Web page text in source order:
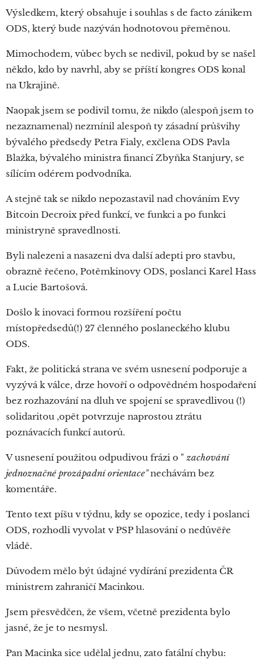
Výsledkem, který obsahuje i souhlas s de facto zánikem
ODS, který bude nazýván hodnotovou přeměnou.
Mimochodem, vůbec bych se nedivil, pokud by se našel
někdo, kdo by navrhl, aby se příští kongres ODS konal
na Ukrajině.
Naopak jsem se podivil tomu, že nikdo (alespoň jsem to
nezaznamenal) nezmínil alespoň ty zásadní průšvihy
bývalého předsedy Petra Fialy, exčlena ODS Pavla
Blažka, bývalého ministra financí Zbyňka Stanjury, se
sílícím odérem podvodníka.
A stejně tak se nikdo nepozastavil nad chováním Evy
Bitcoin Decroix před funkcí, ve funkci a po funkci
ministryně spravedlnosti.
Byli nalezeni a nasazeni dva další adepti pro stavbu,
obrazně řečeno, Potěmkinovy ODS, poslanci Karel Hass
a Lucie Bartošová.
Došlo k inovaci formou rozšíření počtu
místopředsedů(!) 27 členného poslaneckého klubu
ODS.
Fakt, že politická strana ve svém usnesení podporuje a
vyzývá k válce, drze hovoří o odpovědném hospodaření
bez rozhazování na dluh ve spojení se spravedlivou (!)
solidaritou ,opět potvrzuje naprostou ztrátu
poznávacích funkcí autorů.
V usnesení použitou odpudivou frázi o " zachování
jednoznačné prozápadní orientace"nechávám bez
komentáře.
Tento text píšu v týdnu, kdy se opozice, tedy i poslanci
ODS, rozhodli vyvolat v PSP hlasování o nedůvěře
vládě.
Důvodem mělo být údajné vydírání prezidenta ČR
ministrem zahraničí Macinkou.
Jsem přesvědčen, že všem, včetně prezidenta bylo
jasné, že je to nesmysl.
Pan Macinka sice udělal jednu, zato fatální chybu: